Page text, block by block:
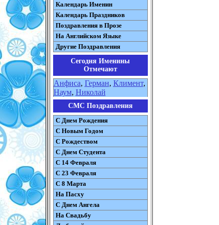
Календарь Именин
Календарь Праздников
Поздравления в Прозе
На Английском Языке
Другие Поздравления
Сегодня Именины
Отмечают
Анфиса, Герман, Климент,
Наум, Николай
СМС Поздравления
С Днем Рождения
С Новым Годом
С Рождеством
C Днем Студента
С 14 Февраля
С 23 Февраля
С 8 Марта
На Пасху
C Днем Ангела
На Свадьбу